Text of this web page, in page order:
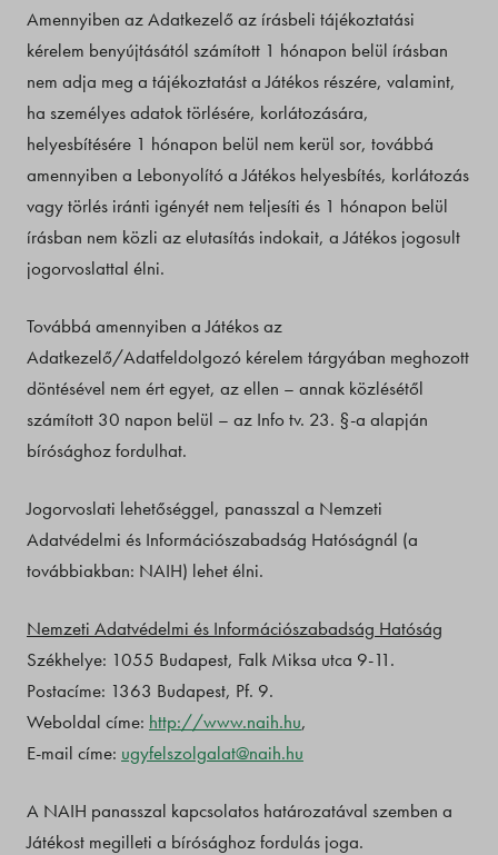
Amennyiben az Adatkezelő az írásbeli tájékoztatási
kérelem benyújtásától számított 1 hónapon belül írásban
nem adja meg a tájékoztatást a Játékos részére, valamint,
ha személyes adatok törlésére, korlátozására,
helyesbítésére 1 hónapon belül nem kerül sor, továbbá
amennyiben a Lebonyolító a Játékos helyesbítés, korlátozás
vagy törlés iránti igényét nem teljesíti és 1 hónapon belül
írásban nem közli az elutasítás indokait, a Játékos jogosult
jogorvoslattal élni.
Továbbá amennyiben a Játékos az
Adatkezelő/Adatfeldolgozó kérelem tárgyában meghozott
döntésével nem ért egyet, az ellen – annak közlésétől
számított 30 napon belül – az Info tv. 23. §-a alapján
bírósághoz fordulhat.
Jogorvoslati lehetőséggel, panasszal a Nemzeti
Adatvédelmi és Információszabadság Hatóságnál (a
továbbiakban: NAIH) lehet élni.
Nemzeti Adatvédelmi és Információszabadság Hatóság
Székhelye: 1055 Budapest, Falk Miksa utca 9-11.
Postacíme: 1363 Budapest, Pf. 9.
Weboldal címe: http://www.naih.hu,
E-mail címe: ugyfelszolgalat@naih.hu
A NAIH panasszal kapcsolatos határozatával szemben a
Játékost megilleti a bírósághoz fordulás joga.